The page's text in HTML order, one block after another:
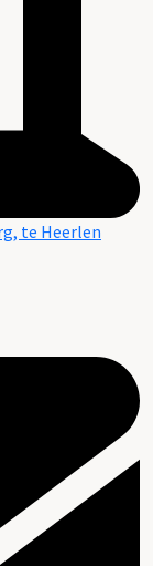
te Heerlen